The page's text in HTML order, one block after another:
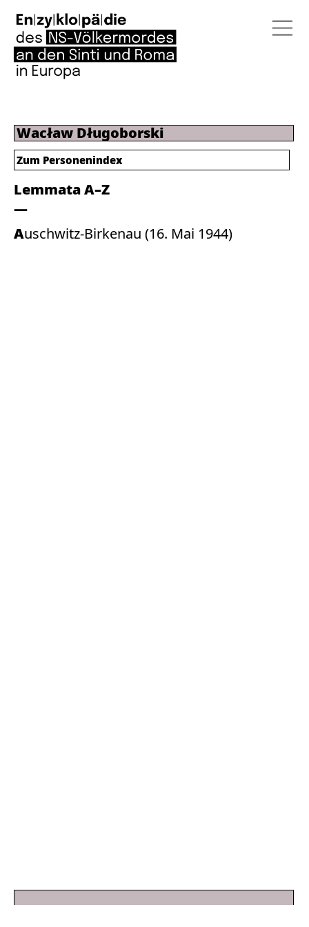
Wacław Długoborski
Lemmata A–Z
Auschwitz-Birkenau (16. Mai 1944)
Zum Personenindex